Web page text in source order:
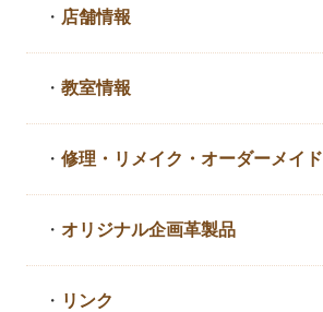
・ 店舗情報
・教室情報
・修理・リメイク・ オーダーメイド
・ オリジナル企画革製品
・ リンク